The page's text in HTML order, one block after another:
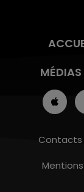
MÉDIAS
Contacts